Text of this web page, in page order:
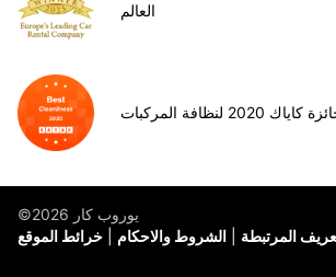
العالم
كاياك 2020 لنظافة المركبات
©يوروب كار 2026
خرائط الموقع
الشروط والاحكام المرتبطة